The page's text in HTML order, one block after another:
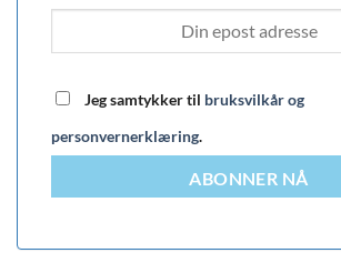
Jeg samtykker til bruksvilkår og
personvernerklæring.
ABONNER NÅ